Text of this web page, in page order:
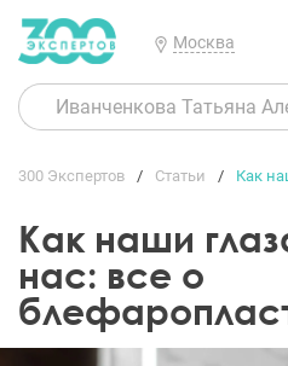
Москва
300 Экспертов Статьи Как
Как наши
нас: все о